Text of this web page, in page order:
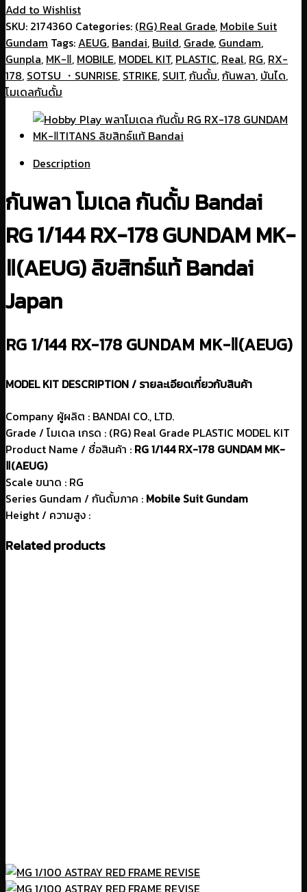
Add to Wishlist
SKU: 2174360 Categories: (RG) Real Grade, Mobile Suit
Gundam Tags:AEUG, Bandai, Build, Grade, Gundam,
Gunpla, MK-Ⅱ, MOBILE, MODEL KIT, PLASTIC, Real, RG, RX-
178, SOTSU ・SUNRISE, STRIKE, SUIT,กันดั้ม,กันพลา, บันได,
โมเดลกันดั้ม
Description
กันพลา โมเดล กันดั้ม Bandai
RG 1/144 RX-178 GUNDAM MK-
Ⅱ(AEUG) ลิขสิทธ์แท้ Bandai
Japan
RG 1/144 RX-178 GUNDAM MK-Ⅱ(AEUG)
MODEL KIT DESCRIPTION / รายละเอียดเกี่ยวกับสินค้า
Company ผู้ผลิต : BANDAI CO., LTD.
Grade / โมเดล เกรด : (RG) Real Grade PLASTIC MODEL KIT
Product Name / ชื่อสินค้า : RG 1/144 RX-178 GUNDAM MK-
Ⅱ(AEUG)
Scale ขนาด : RG
Series Gundam / กันดั้มภาค : Mobile Suit Gundam
Height / ความสูง :
Related products